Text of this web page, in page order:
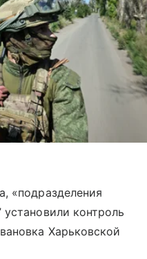
«подразделения
установили контроль
Харьковской